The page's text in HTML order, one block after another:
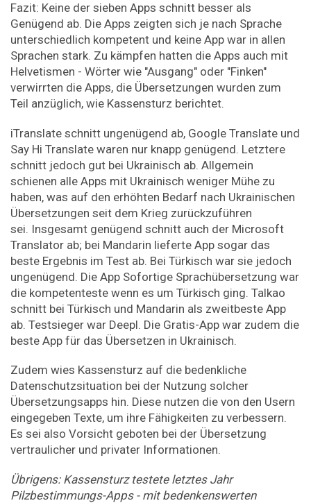
Fazit: Keine der sieben Apps schnitt besser als
Genügend ab. Die Apps zeigten sich je nach Sprache
unterschiedlich kompetent und keine App war in allen
Sprachen stark. Zu kämpfen hatten die Apps auch mit
Helvetismen - Wörter wie "Ausgang" oder "Finken"
verwirrten die Apps, die Übersetzungen wurden zum
Teil anzüglich, wie Kassensturz berichtet.
iTranslate schnitt ungenügend ab, Google Translate und
Say Hi Translate waren nur knapp genügend. Letztere
schnitt jedoch gut bei Ukrainisch ab. Allgemein
schienen alle Apps mit Ukrainisch weniger Mühe zu
haben, was auf den erhöhten Bedarf nach Ukrainischen
Übersetzungen seit dem Krieg zurückzuführen
sei. Insgesamt genügend schnitt auch der Microsoft
Translator ab; bei Mandarin lieferte App sogar das
beste Ergebnis im Test ab. Bei Türkisch war sie jedoch
ungenügend. Die App Sofortige Sprachübersetzung war
die kompetenteste wenn es um Türkisch ging. Talkao
schnitt bei Türkisch und Mandarin als zweitbeste App
ab. Testsieger war Deepl. Die Gratis-App war zudem die
beste App für das Übersetzen in Ukrainisch.
Zudem wies Kassensturz auf die bedenkliche
Datenschutzsituation bei der Nutzung solcher
Übersetzungsapps hin. Diese nutzen die von den Usern
eingegeben Texte, um ihre Fähigkeiten zu verbessern.
Es sei also Vorsicht geboten bei der Übersetzung
vertraulicher und privater Informationen.
Übrigens: Kassensturz testete letztes Jahr
Pilzbestimmungs-Apps - mit bedenkenswerten